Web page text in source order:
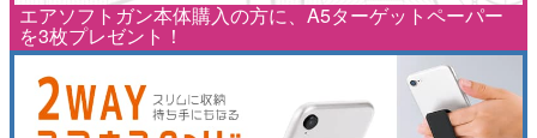
エアソフトガン本体購入の方に、A5ターゲットペーパー
を3枚プレゼント！